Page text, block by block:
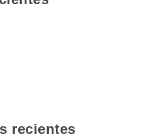
recientes